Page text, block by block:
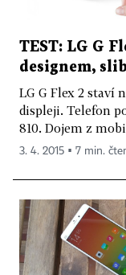
TEST: LG G
designem,
LG G Flex 2 staví
displeji. Telefon
810. Dojem z
3. 4. 2015 ▪ 7 min.